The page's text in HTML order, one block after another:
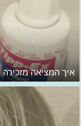
איך המציאה